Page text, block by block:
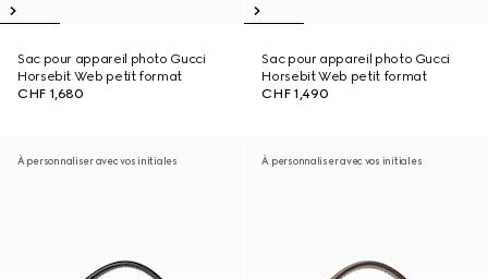
Sac pour appareil photo Gucci
Horsebit Web petit format
CHF 1,680
Sac pour appareil photo Gucci
Horsebit Web petit format
CHF 1,490
À personnaliser avec vos initiales À personnaliser avec vos initiales